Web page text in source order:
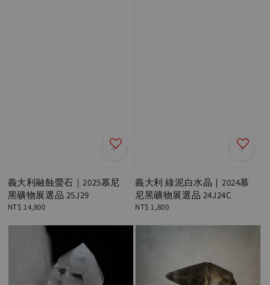
義大利融蝕螢石｜2025慕尼
黑礦物展選品 25J29
Regular
NT$ 14,800
義大利 綠泥白水晶｜2024慕
尼黑礦物展選品 24J24C
Regular
NT$ 1,800